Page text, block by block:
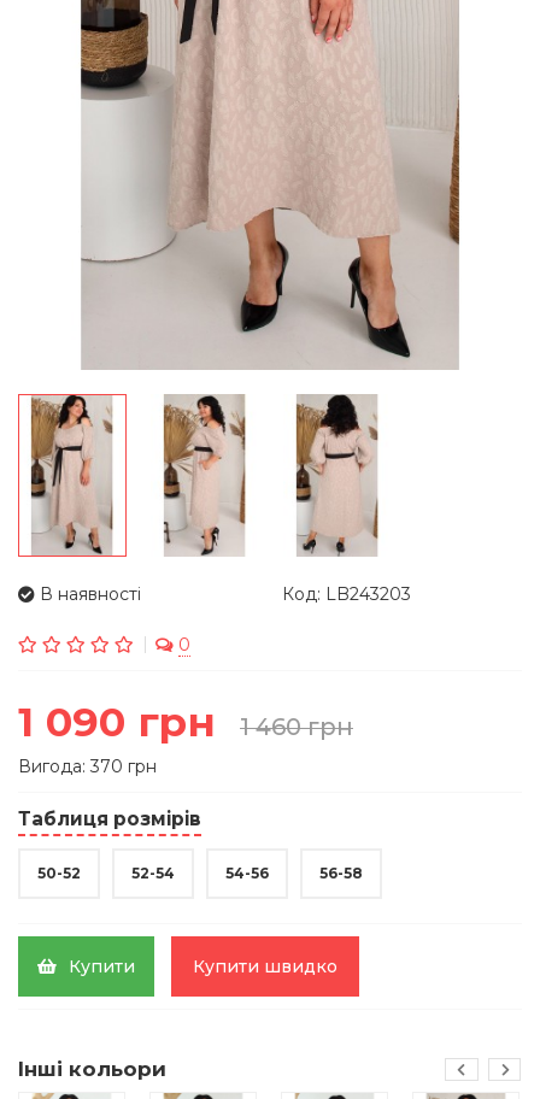
В наявності Код: LB243203
0
1 090 грн 1 460 грн
Вигода: 370 грн
Таблиця розмірів
50-52 52-54 54-56 56-58
Купити Купити швидко
Інші кольори